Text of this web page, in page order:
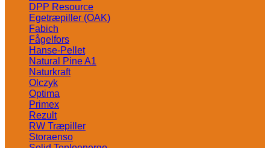
DPP Resource
Egetræpiller (OAK)
Fabich
Fågelfors
Hanse-Pellet
Natural Pine A1
Naturkraft
Olczyk
Optima
Primex
Rezult
RW Træpiller
Storaenso